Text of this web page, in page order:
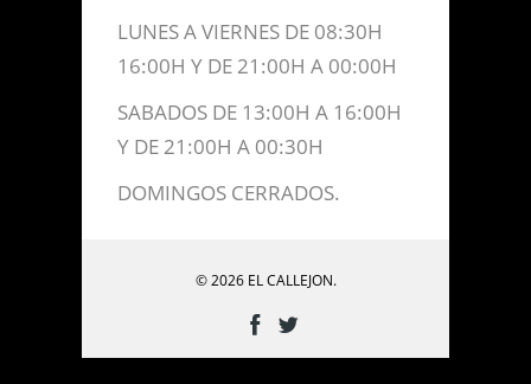
LUNES A VIERNES DE 08:30H
16:00H Y DE 21:00H A 00:00H
SABADOS DE 13:00H A 16:00H
Y DE 21:00H A 00:30H
DOMINGOS CERRADOS.
© 2026 EL CALLEJON.